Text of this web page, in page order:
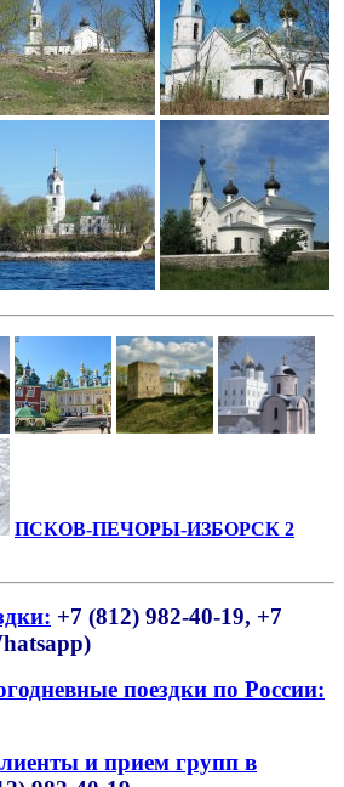
ПСКОВ-ПЕЧОРЫ-ИЗБОРСК 2
+7 (812) 982-40-19, +7
поездки по России:
и прием групп в